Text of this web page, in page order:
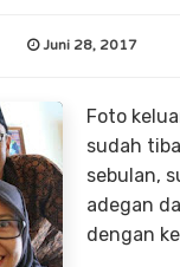
Juni 28, 2017
Foto
sudah
sebulan,
adegan
dengan